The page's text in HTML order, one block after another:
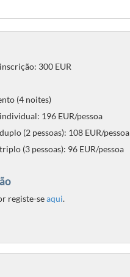
300 EUR
(4 noites)
196 EUR/pessoa
(2 pessoas): 108 EUR/pessoa
(3 pessoas): 96 EUR/pessoa
registe-seaqui.